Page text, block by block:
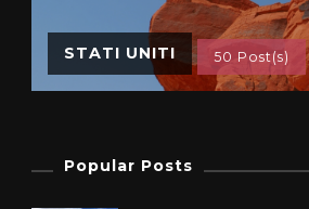
STATI UNITI 50 Post(s)
Popular Posts